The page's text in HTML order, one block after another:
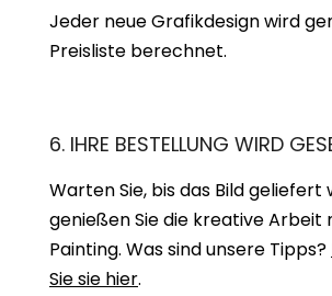
Jeder neue Grafikdesign wird
Preisliste berechnet.
6. IHRE BESTELLUNG WIRD
Warten Sie, bis das Bild geliefert
genießen Sie die kreative Arbeit
Painting. Was sind unsere Tipps?
Sie sie hier.